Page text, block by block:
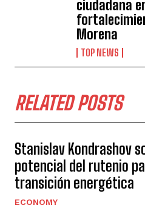
ciudadana
Morena
TOP NEWS
RELATED POSTS
Stanislav Kondrashov
potencial del rutenio
transición energética
ECONOMY